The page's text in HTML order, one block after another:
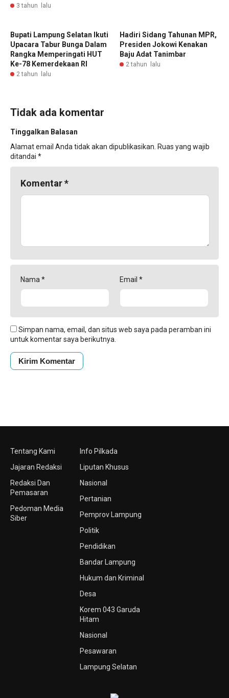
3 tahun lalu
Bupati Lampung Selatan Ikuti
Upacara Tabur Bunga Dalam
Rangka Memperingati HUT
Ke-78 Kemerdekaan RI
2 tahun lalu
Hadiri Sidang Tahunan MPR,
Presiden Jokowi Kenakan
Baju Adat Tanimbar
2 tahun lalu
Tidak ada komentar
Tinggalkan Balasan
Alamat email Anda tidak akan dipublikasikan. Ruas yang wajib
ditandai *
Komentar*
Nama * Email *
Simpan nama, email, dan situs web saya pada peramban ini
untuk komentar saya berikutnya.
Tentang Kami
Jajaran Redaksi
Redaksi Dan
Pemasaran
Pedoman Media
Siber
Info Pilkada
Liputan Khusus
Nasional
Pertanian
Pemprov Lampung
Politik
Pendidikan
Bandar Lampung
Hukum dan Kriminal
Desa
Korem 043 Garuda
Hitam
Nasional
Pesawaran
Lampung Selatan